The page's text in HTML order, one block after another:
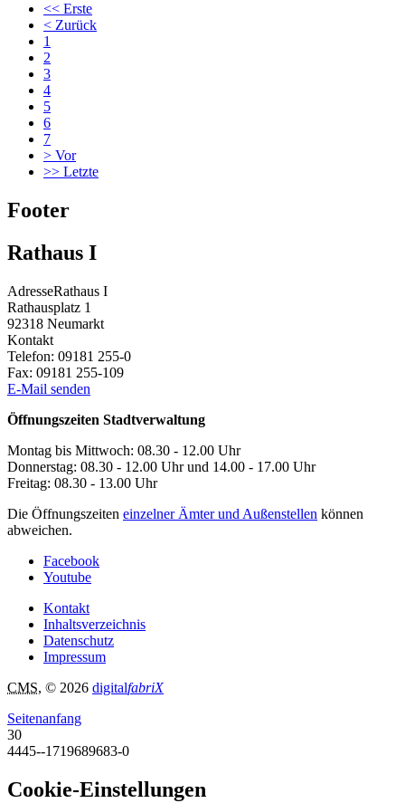
<< Erste
< Zurück
1
2
3
4
5
6
7
> Vor
>> Letzte
Footer
Rathaus I
AdresseRathaus I
Rathausplatz 1
92318 Neumarkt
Kontakt
Telefon: 09181 255-0
Fax: 09181 255-109
E-Mail senden
Öffnungszeiten Stadtverwaltung
Montag bis Mittwoch: 08.30 - 12.00 Uhr
Donnerstag: 08.30 - 12.00 Uhr und 14.00 - 17.00 Uhr
Freitag: 08.30 - 13.00 Uhr
Die Öffnungszeiten einzelner Ämter und Außenstellen können
abweichen.
Facebook
Youtube
Kontakt
Inhaltsverzeichnis
Datenschutz
Impressum
CMS, © 2026 digitalfabriX
Seitenanfang
30
4445--1719689683-0
Cookie-Einstellungen